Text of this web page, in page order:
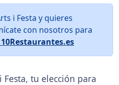
i Festa y quieres
con nosotros para
Festa, tu elección para